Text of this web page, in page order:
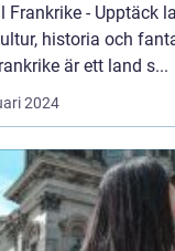
Frankrike - Upptäck
historia och
Frankrike är ett land s...
2024